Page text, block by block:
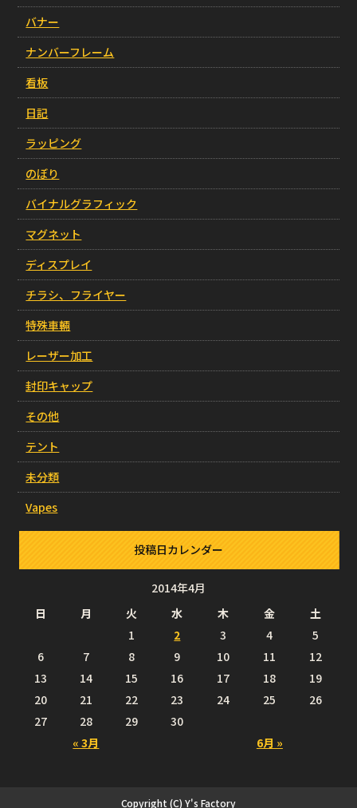
バナー
ナンバーフレーム
看板
日記
ラッピング
のぼり
バイナルグラフィック
マグネット
ディスプレイ
チラシ、フライヤー
特殊車輛
レーザー加工
封印キャップ
その他
テント
未分類
Vapes
投稿日カレンダー
2014年4月
日
月 火 水 木 金 土
« 3月 6月 »
1 2 3 4
5
6
7 8 9 10 11
12
13
14 15 16 17 18
19
20
21 22 23 24 25
26
27
28 29 30
Copyright (C) Y's Factory